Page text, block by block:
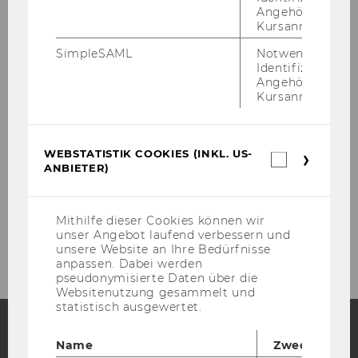
WU Foundation
Entdecken
Spenden
Angehörige/r für
Kursanmeldung.
SimpleSAML
Notwendig zur
Identifizierung
Angehörige/r für
Kursanmeldung.
WEBSTATISTIK COOKIES (INKL. US-
ANBIETER)
Mithilfe dieser Cookies können wir
unser Angebot laufend verbessern und
unsere Website an Ihre Bedürfnisse
anpassen. Dabei werden
pseudonymisierte Daten über die
Websitenutzung gesammelt und
statistisch ausgewertet.
Name
Zweck